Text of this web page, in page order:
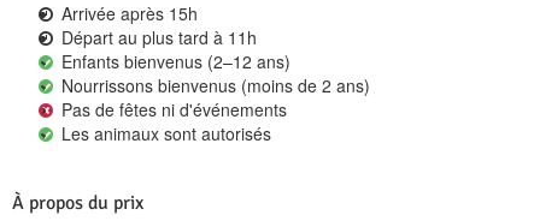
Arrivée après 15h
Départ au plus tard à 11h
Enfants bienvenus (2–12 ans)
Nourrissons bienvenus (moins de 2 ans)
Pas de fêtes ni d'événements
Les animaux sont autorisés
À propos du prix